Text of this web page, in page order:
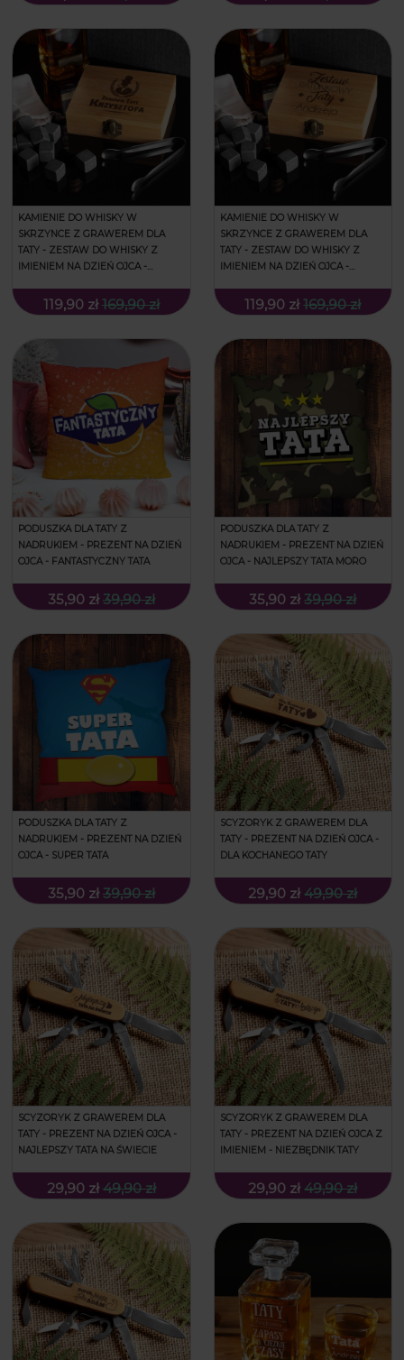
KAMIENIE DO WHISKY W
SKRZYNCE Z GRAWEREM DLA
TATY - ZESTAW DO WHISKY Z
IMIENIEM NA DZIEŃ OJCA -
119,90 zł 169,90 zł
KAMIENIE DO WHISKY W
SKRZYNCE Z GRAWEREM DLA
TATY - ZESTAW DO WHISKY Z
IMIENIEM NA DZIEŃ OJCA -
119,90 zł 169,90 zł
PODUSZKA DLA TATY Z
NADRUKIEM - PREZENT NA DZIEŃ
OJCA - FANTASTYCZNY TATA
35,90 zł 39,90 zł
PODUSZKA DLA TATY Z
NADRUKIEM - PREZENT NA DZIEŃ
OJCA - NAJLEPSZY TATA MORO
35,90 zł 39,90 zł
PODUSZKA DLA TATY Z
NADRUKIEM - PREZENT NA DZIEŃ
OJCA - SUPER TATA
35,90 zł 39,90 zł
SCYZORYK Z GRAWEREM DLA
TATY - PREZENT NA DZIEŃ OJCA -
DLA KOCHANEGO TATY
29,90 zł 49,90 zł
SCYZORYK Z GRAWEREM DLA
TATY - PREZENT NA DZIEŃ OJCA -
NAJLEPSZY TATA NA ŚWIECIE
29,90 zł 49,90 zł
SCYZORYK Z GRAWEREM DLA
TATY - PREZENT NA DZIEŃ OJCA Z
IMIENIEM - NIEZBĘDNIK TATY
29,90 zł 49,90 zł